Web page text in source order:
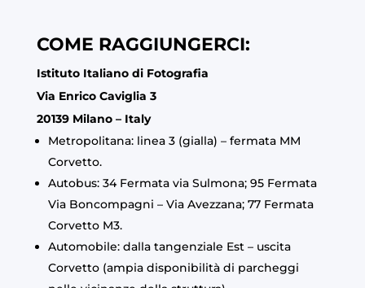
COME RAGGIUNGERCI:
Istituto Italiano di Fotografia
Via Enrico Caviglia 3
20139 Milano – Italy
Metropolitana: linea 3 (gialla) – fermata MM
Corvetto.
Autobus: 34 Fermata via Sulmona; 95 Fermata
Via Boncompagni – Via Avezzana; 77 Fermata
Corvetto M3.
Automobile: dalla tangenziale Est – uscita
Corvetto (ampia disponibilità di parcheggi